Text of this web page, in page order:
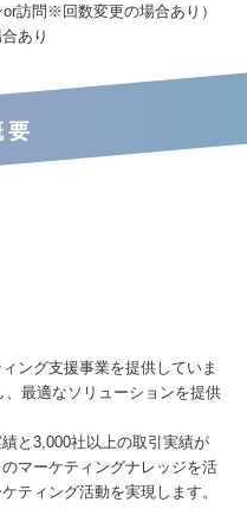
訪問※回数変更の場合あり）
あり
要
ング支援事業を提供していま
最適なソリューションを提供
と3,000社以上の取引実績が
マーケティングナレッジを活
ティング活動を実現します。